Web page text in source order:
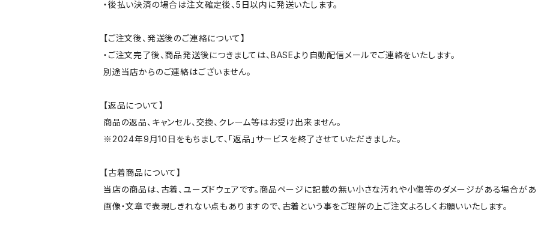
・後払い決済の場合は注文確定後、5日以内に発送いたします。
【ご注文後、発送後のご連絡について】
・ご注文完了後、商品発送後につきましては、BASEより自動配信メールでご連絡をいたします。
別途当店からのご連絡はございません。
【返品について】
商品の返品、キャンセル、交換、クレーム等はお受け出来ません。
※2024年9月10日をもちまして、「返品」サービスを終了させていただきました。
【古着商品について】
当店の商品は、古着、ユーズドウェアです。商品ページに記載の無い小さな汚れや小傷等のダメージがある場合があ
画像・文章で表現しきれない点もありますので、古着という事をご理解の上ご注文よろしくお願いいたします。